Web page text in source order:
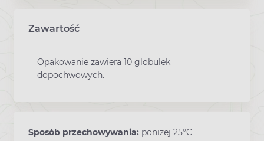
Zawartość
Opakowanie zawiera 10 globulek
dopochwowych.
Sposób przechowywania: poniżej 25°C